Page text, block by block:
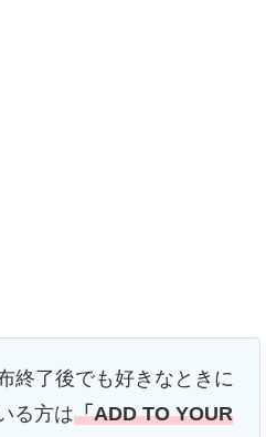
終了後でも好きなときに
る方は「ADD TO YOUR